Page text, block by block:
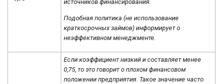
источников финансирования.
Подобная политика (не использование
краткосрочных займов) информирует о
неэффективном менеджменте.
Если коэффициент низкий и составляет менее
0,75, то это говорит о плохом финансовом
положении предприятия. Такое значение часто